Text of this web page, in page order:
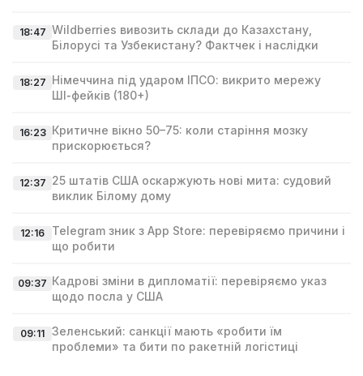
18:47 Wildberries вивозить склади до Казахстану,
Білорусі та Узбекистану? Фактчек і наслідки
18:27 Німеччина під ударом ІПСО: викрито мережу
ШІ‑фейків (180+)
16:23 Критичне вікно 50–75: коли старіння мозку
прискорюється?
12:37 25 штатів США оскаржують нові мита: судовий
виклик Білому дому
12:16
Telegram зник з App Store: перевіряємо причини і
що робити
09:37 Кадрові зміни в дипломатії: перевіряємо указ
щодо посла у США
09:11 Зеленський: санкції мають «робити їм
проблеми» та бити по ракетній логістиці